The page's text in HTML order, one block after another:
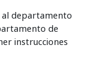
al departamento
de
instrucciones